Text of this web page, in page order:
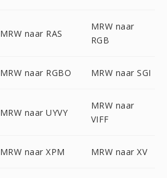
MRW naar RAS
MRW naar
RGB
MRW naar RGBO MRW naar SGI
MRW naar UYVY
MRW naar
VIFF
MRW naar XPM MRW naar XV